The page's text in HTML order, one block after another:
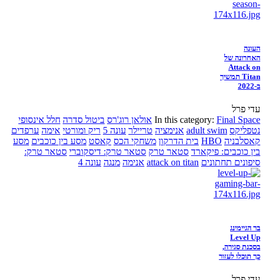
העונה
האחרונה של
Attack on
Titan תמשיך
ב-2022
עדי פרל
In this category: Final Space אולאן רוג'רס ביטול סדרה חלל אינסופי
נטפליקס adult swim אנימציה טריילר עונה 5 ריק ומורטי אימה ערפדים
קאסלבניה HBO בית הדרקון משחקי הכס קאסט מסע בין כוכבים מסע
בין כוכבים: פיקארד סטאר טרק סטאר טרק: דיסקוברי סטאר טרק:
סיפונים תחתונים attack on titan אנימה מנגה עונה 4
בר הגיימינג
Level Up
בסכנת סגירה,
כך תוכלו לעזור